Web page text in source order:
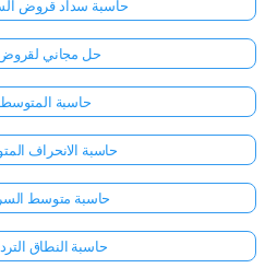
حاسبة سداد قروض
حل مجاني
حاسبة
حاسبة الانحراف
حاسبة متوسط
حاسبة النطاق